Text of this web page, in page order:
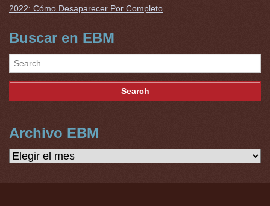
2022: Cómo Desaparecer Por Completo
Buscar en EBM
Archivo EBM
Archivo
EBM